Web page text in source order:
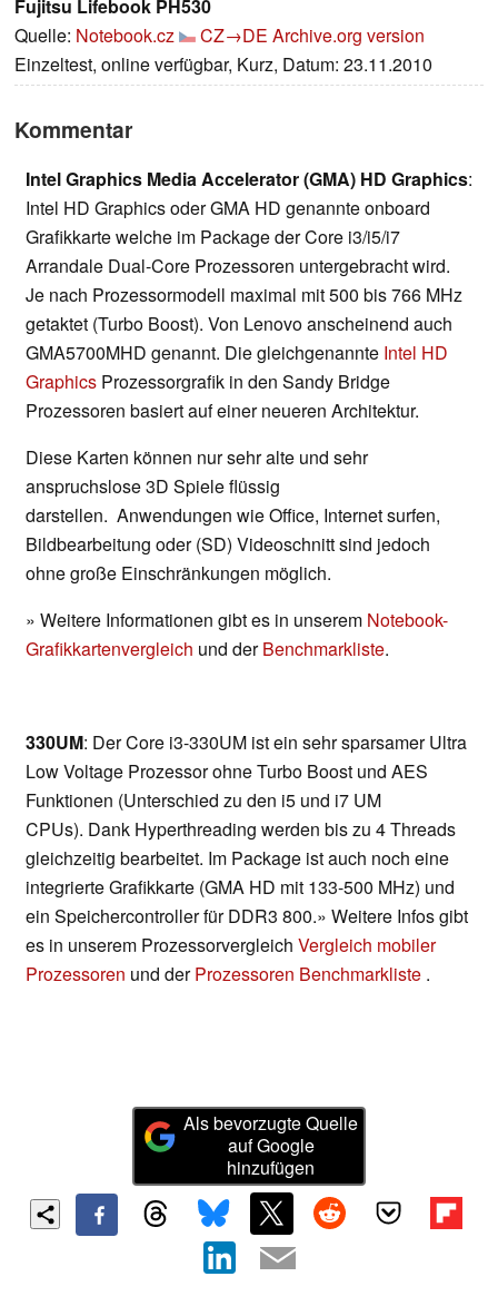
Fujitsu Lifebook PH530
Quelle: Notebook.cz CZ→DE Archive.org version
Einzeltest, online verfügbar, Kurz, Datum: 23.11.2010
Kommentar
Intel Graphics Media Accelerator (GMA) HD Graphics:
Intel HD Graphics oder GMA HD genannte onboard
Grafikkarte welche im Package der Core i3/i5/i7
Arrandale Dual-Core Prozessoren untergebracht wird.
Je nach Prozessormodell maximal mit 500 bis 766 MHz
getaktet (Turbo Boost). Von Lenovo anscheinend auch
GMA5700MHD genannt. Die gleichgenannte Intel HD
Graphics Prozessorgrafik in den Sandy Bridge
Prozessoren basiert auf einer neueren Architektur.
Diese Karten können nur sehr alte und sehr
anspruchslose 3D Spiele flüssig
darstellen. Anwendungen wie Office, Internet surfen,
Bildbearbeitung oder (SD) Videoschnitt sind jedoch
ohne große Einschränkungen möglich.
» Weitere Informationen gibt es in unserem Notebook-
Grafikkartenvergleich und derBenchmarkliste.
330UM: Der Core i3-330UM ist ein sehr sparsamer Ultra
Low Voltage Prozessor ohne Turbo Boost und AES
Funktionen (Unterschied zu den i5 und i7 UM
CPUs). Dank Hyperthreading werden bis zu 4 Threads
gleichzeitig bearbeitet. Im Package ist auch noch eine
integrierte Grafikkarte (GMA HD mit 133-500 MHz) und
ein Speichercontroller für DDR3 800.» Weitere Infos gibt
es in unserem Prozessorvergleich Vergleich mobiler
Prozessoren und derProzessoren Benchmarkliste .
Als bevorzugte Quelle
auf Google
hinzufügen